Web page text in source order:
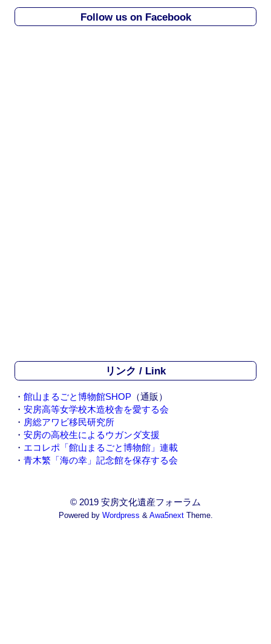
i
Follow us on Facebook
リンク / Link
・ 館山まるごと博物館SHOP （通販）
・ 安房高等女学校木造校舎を愛する会
・ 房総アワビ移民研究所
・ 安房の高校生によるウガンダ支援
・ エコレポ「館山まるごと博物館」連載
・ 青木繁「海の幸」記念館を保存する会
© 2019 安房文化遺産フォーラム
Powered by Wordpress & Awa5nextTheme.